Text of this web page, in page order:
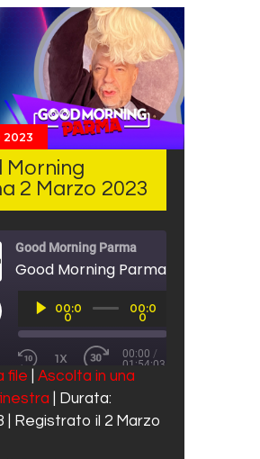
2023
Morning
2 Marzo 2023
Good Morning Parma
Good Morning Parma 2 Marzo
EPISODE
Audio
Player00:0
0
00:0
0
REWIND 10 SECONDS
1X
FAST FORWARD 30
00:00 /
01:54:03
SUBSCRIBE SHARE
file
Ascolta in una
Durata:
Registrato il 2 Marzo